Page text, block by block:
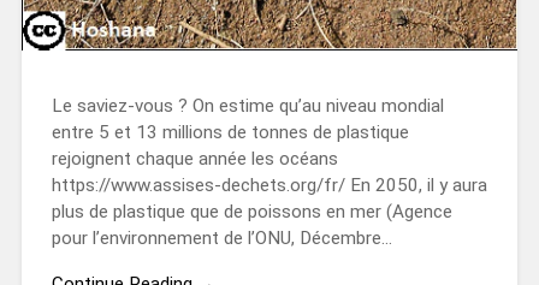
Le saviez-vous ? On estime qu’au niveau mondial
entre 5 et 13 millions de tonnes de plastique
rejoignent chaque année les océans
https://www.assises-dechets.org/fr/ En 2050, il y aura
plus de plastique que de poissons en mer (Agence
pour l’environnement de l’ONU, Décembre…